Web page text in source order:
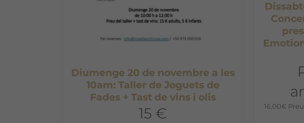
Diumenge 20 de novembre a les
10am: Taller de Joguets de
Fades + Tast de vins i olis
15 € 16,00€